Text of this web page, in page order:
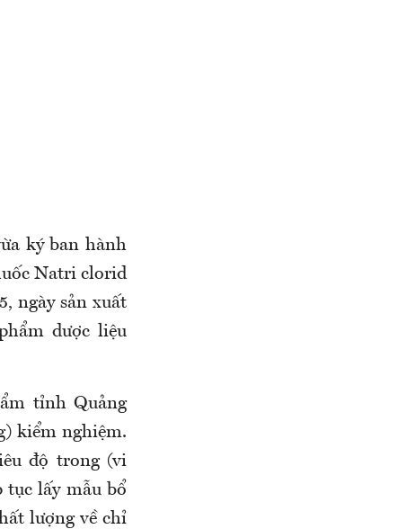
ký ban hành
Natri clorid
ngày sản xuất
phẩmdược liệu
tỉnh Quảng
kiểm nghiệm.
độ trong (vi
tục lấy mẫu bổ
lượng về chỉ